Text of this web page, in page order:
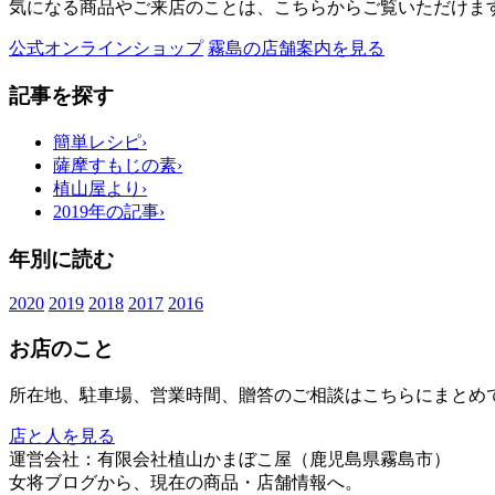
気になる商品やご来店のことは、こちらからご覧いただけま
公式オンラインショップ 霧島の店舗案内を見る
記事を探す
簡単レシピ›
薩摩すもじの素›
植山屋より ›
2019年の記事›
年別に読む
2020 2019 2018 2017 2016
お店のこと
所在地、駐車場、営業時間、贈答のご相談はこちらにまとめ
店と人を見る
運営会社：有限会社植山かまぼこ屋（鹿児島県霧島市）
女将ブログから、現在の商品・店舗情報へ。